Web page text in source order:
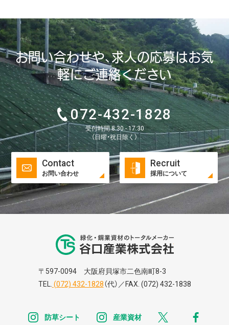
お問い合わせや、求人の応募はお気
軽にご連絡ください
072-432-1828
受付時間 8:30 - 17:30
（日曜・祝日除く）
Contact
お問い合わせ
Recruit
採用について
谷口株式株式会
〒597-0094 大阪府貝塚市二色南町8-3
TEL.
(072) 432-1828（代）／FAX. (072) 432-1838
防草シート
産業資材